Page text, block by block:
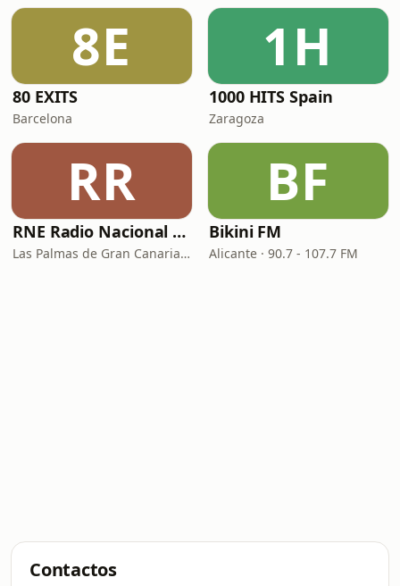
8E
80 EXITS
Barcelona
1H
1000 HITS Spain
Zaragoza
RR
RNE Radio Nacional - Canarias
Las Palmas de Gran Canaria · 92.8 FM
BF
Bikini FM
Alicante · 90.7 - 107.7 FM
Contactos